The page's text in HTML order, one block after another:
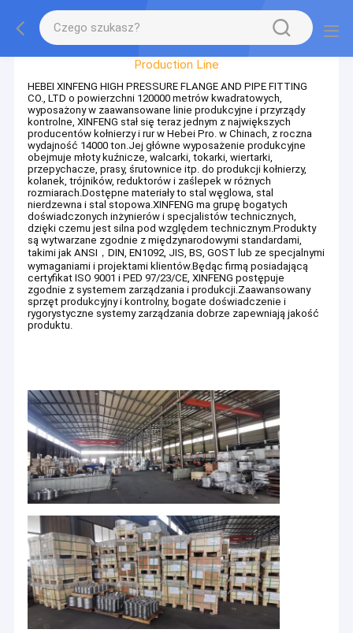
Factory Tour
Production Line
HEBEI XINFENG HIGH PRESSURE FLANGE AND PIPE FITTING
CO., LTD o powierzchni 120000 metrów kwadratowych,
wyposażony w zaawansowane linie produkcyjne i przyrządy
kontrolne, XINFENG stał się teraz jednym z największych
producentów kołnierzy i rur w Hebei Pro. w Chinach, z roczna
wydajność 14000 ton.Jej główne wyposażenie produkcyjne
obejmuje młoty kuźnicze, walcarki, tokarki, wiertarki,
przepychacze, prasy, śrutownice itp. do produkcji kołnierzy,
kolanek, trójników, reduktorów i zaślepek w różnych
rozmiarach.Dostępne materiały to stal węglowa, stal
nierdzewna i stal stopowa.XINFENG ma grupę bogatych
doświadczonych inżynierów i specjalistów technicznych,
dzięki czemu jest silna pod względem technicznym.Produkty
są wytwarzane zgodnie z międzynarodowymi standardami,
takimi jak ANSI，DIN, EN1092, JIS, BS, GOST lub ze specjalnymi
wymaganiami i projektami klientów.Będąc firmą posiadającą
certyfikat ISO 9001 i PED 97/23/CE, XINFENG postępuje
zgodnie z systemem zarządzania i produkcji.Zaawansowany
sprzęt produkcyjny i kontrolny, bogate doświadczenie i
rygorystyczne systemy zarządzania dobrze zapewniają jakość
produktu.